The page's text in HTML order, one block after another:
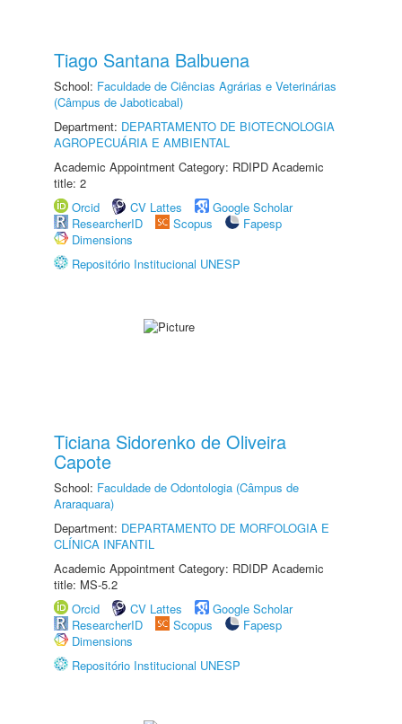
Tiago Santana Balbuena
School: Faculdade de Ciências Agrárias e Veterinárias
(Câmpus de Jaboticabal)
Department: DEPARTAMENTO DE BIOTECNOLOGIA
AGROPECUÁRIA E AMBIENTAL
Academic Appointment Category: RDIPD Academic
title: 2
Orcid
CV Lattes
Google Scholar
ResearcherID
Scopus
Fapesp
Dimensions
Repositório Institucional UNESP
Ticiana Sidorenko de Oliveira
Capote
School: Faculdade de Odontologia (Câmpus de
Araraquara)
Department: DEPARTAMENTO DE MORFOLOGIA E
CLÍNICA INFANTIL
Academic Appointment Category: RDIDP Academic
title: MS-5.2
Orcid
CV Lattes
Google Scholar
ResearcherID
Scopus
Fapesp
Dimensions
Repositório Institucional UNESP